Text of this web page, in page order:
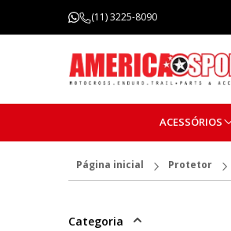
(11) 3225-8090
FRETE GRÁTIS ACIMA DE R$ 299,99
ACESSÓRIOS
Página inicial Protetor
Categoria